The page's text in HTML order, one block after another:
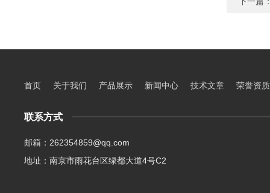
首页 关于我们 产品展示 新闻中心 技术文章 荣誉资质
联系方式
邮箱：262354859@qq.com
地址：南京市雨花台区绿都大道4号C2